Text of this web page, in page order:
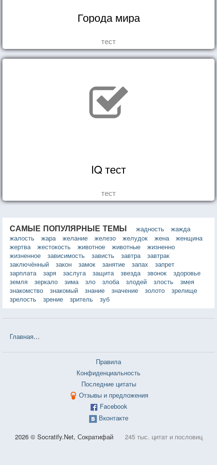
Города мира
тест
IQ тест
тест
САМЫЕ ПОПУЛЯРНЫЕ ТЕМЫ жадность
жажда
жалость
жара желание железо желудок жена
женщина
жертва
жестокость животное животные
жизненно
жизненное
зависимость зависть завтра
завтрак
заключённый
закон замок занятие запах
запрет
зарплата
заря заслуга защита звезда звонок
здоровье
земля
зеркало зима зло злоба злодей злость
змея
знакомство
знакомый знание значение золото
зрелище
зрелость
зрение зритель зуб
Главная
Правила
Конфиденциальность
Последние цитаты
Отзывы и предложения
Facebook
Вконтакте
2026 © Socratify.Net, Сократифай 245 тыс. цитат и пословиц